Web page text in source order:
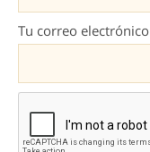
Tu correo electrónico